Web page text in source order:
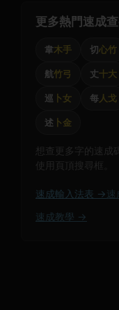
更多熱門速成
韋木手 切心竹
航竹弓 丈十大
巡 卜女 每人戈
述 卜金
想查更多字的速
使用頁頂搜尋框。
速成輸入法表 →
速成教學 →